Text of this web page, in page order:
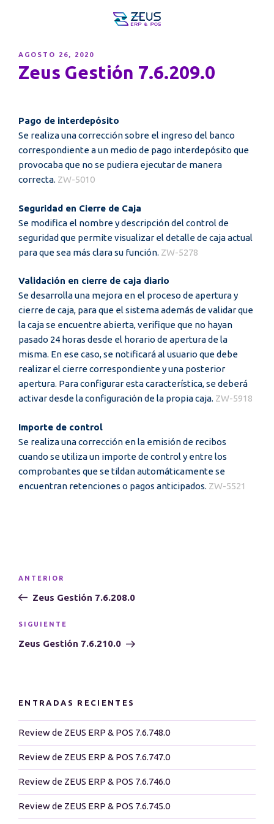
PUBLICADO
EL
AGOSTO 26, 2020
Zeus Gestión 7.6.209.0
Pago de interdepósito
Se realiza una corrección sobre el ingreso del banco
correspondiente a un medio de pago interdepósito que
provocaba que no se pudiera ejecutar de manera
correcta. ZW-5010
Seguridad en Cierre de Caja
Se modifica el nombre y descripción del control de
seguridad que permite visualizar el detalle de caja actual
para que sea más clara su función. ZW-5278
Validación en cierre de caja diario
Se desarrolla una mejora en el proceso de apertura y
cierre de caja, para que el sistema además de validar que
la caja se encuentre abierta, verifique que no hayan
pasado 24 horas desde el horario de apertura de la
misma. En ese caso, se notificará al usuario que debe
realizar el cierre correspondiente y una posterior
apertura. Para configurar esta característica, se deberá
activar desde la configuración de la propia caja. ZW-5918
Importe de control
Se realiza una corrección en la emisión de recibos
cuando se utiliza un importe de control y entre los
comprobantes que se tildan automáticamente se
encuentran retenciones o pagos anticipados. ZW-5521
entradas
Entrada
anterior:
ANTERIOR
Zeus Gestión 7.6.208.0
Siguiente
entrada
SIGUIENTE
Zeus Gestión 7.6.210.0
ENTRADAS RECIENTES
Review de ZEUS ERP & POS 7.6.748.0
Review de ZEUS ERP & POS 7.6.747.0
Review de ZEUS ERP & POS 7.6.746.0
Review de ZEUS ERP & POS 7.6.745.0